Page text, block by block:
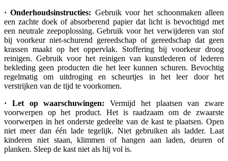
· Onderhoudsinstructies: Gebruik voor het schoonmaken alleen
een zachte doek of absorberend papier dat licht is bevochtigd met
een neutrale zeepoplossing. Gebruik voor het verwijderen van stof
bij voorkeur niet-schurend gereedschap of gereedschap dat geen
krassen maakt op het oppervlak. Stoffering bij voorkeur droog
reinigen. Gebruik voor het reinigen van kunstlederen of lederen
bekleding geen producten die het leer kunnen schuren. Bevochtig
regelmatig om uitdroging en scheurtjes in het leer door het
verstrijken van de tijd te voorkomen.
· Let op waarschuwingen: Vermijd het plaatsen van zware
voorwerpen op het product. Het is raadzaam om de zwaarste
voorwerpen in het onderste gedeelte van de kast te plaatsen. Open
niet meer dan één lade tegelijk. Niet gebruiken als ladder. Laat
kinderen niet staan, klimmen of hangen aan laden, deuren of
planken. Sleep de kast niet als hij vol is.